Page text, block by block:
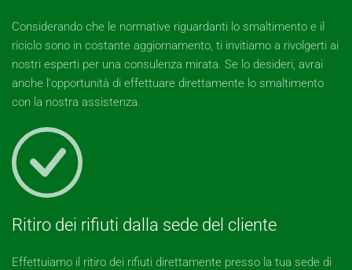
Considerando che le normative riguardanti lo smaltimento e il
riciclo sono in costante aggiornamento, ti invitiamo a rivolgerti ai
nostri esperti per una consulenza mirata. Se lo desideri, avrai
anche l'opportunità di effettuare direttamente lo smaltimento
con la nostra assistenza.
Ritiro dei rifiuti dalla sede del cliente
Effettuiamo il ritiro dei rifiuti direttamente presso la tua sede di